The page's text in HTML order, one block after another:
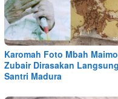
Karomah Foto Mbah
Zubair Dirasakan Langsung
Santri Madura